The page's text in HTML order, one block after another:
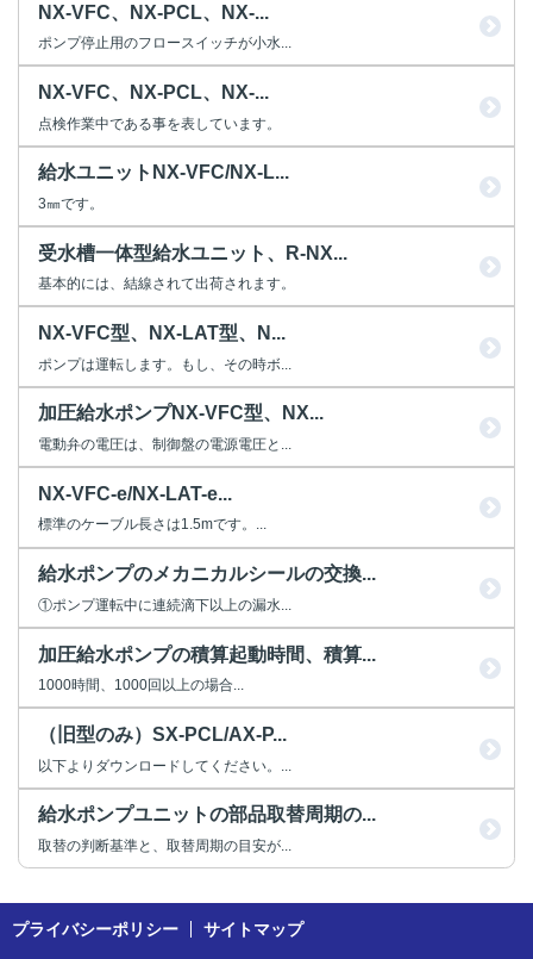
NX-VFC、NX-PCL、NX-...
ポンプ停止用のフロースイッチが小水...
NX-VFC、NX-PCL、NX-...
点検作業中である事を表しています。
給水ユニットNX-VFC/NX-L...
3㎜です。
受水槽一体型給水ユニット、R-NX...
基本的には、結線されて出荷されます。
NX-VFC型、NX-LAT型、N...
ポンプは運転します。もし、その時ボ...
加圧給水ポンプNX-VFC型、NX...
電動弁の電圧は、制御盤の電源電圧と...
NX-VFC-e/NX-LAT-e...
標準のケーブル長さは1.5mです。...
給水ポンプのメカニカルシールの交換...
①ポンプ運転中に連続滴下以上の漏水...
加圧給水ポンプの積算起動時間、積算...
1000時間、1000回以上の場合...
（旧型のみ）SX-PCL/AX-P...
以下よりダウンロードしてください。...
給水ポンプユニットの部品取替周期の...
取替の判断基準と、取替周期の目安が...
プライバシーポリシー サイトマップ